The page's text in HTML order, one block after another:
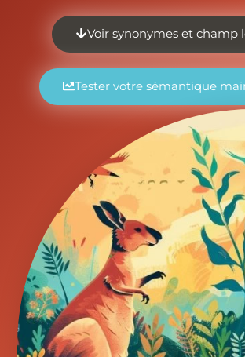
Voir synonymes et champ
Tester votre sémantique